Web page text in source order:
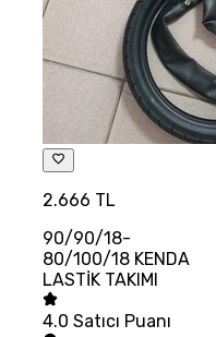
2.666 TL
90/90/18-
80/100/18 KENDA
LASTİK TAKIMI
4.0 Satıcı Puanı